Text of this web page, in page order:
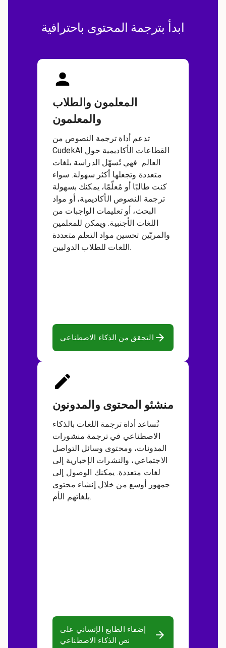
ابدأ بترجمة المحتوى باحترافية
المعلمون والطلاب
والمعلمون
تدعم أداة ترجمة النصوص من
CudekAI القطاعات الأكاديمية حول
العالم. فهي تُسهّل الدراسة بلغات
متعددة وتجعلها أكثر سهولة. سواء
كنت طالبًا أو مُعلّمًا، يمكنك بسهولة
ترجمة النصوص الأكاديمية، أو مواد
البحث، أو تعليمات الواجبات من
اللغات الأجنبية. ويمكن للمعلمين
والمربّين تحسين مواد التعلم متعددة
اللغات للطلاب الدوليين.
التحقق من الذكاء الاصطناعي
منشئو المحتوى والمدونون
تُساعد أداة ترجمة اللغات بالذكاء
الاصطناعي في ترجمة منشورات
المدونات، ومحتوى وسائل التواصل
الاجتماعي، والنشرات الإخبارية إلى
لغات متعددة. يمكنك الوصول إلى
جمهور أوسع من خلال إنشاء محتوى
بلغاتهم الأم.
إضفاء الطابع الإنساني على
نص الذكاء الاصطناعي